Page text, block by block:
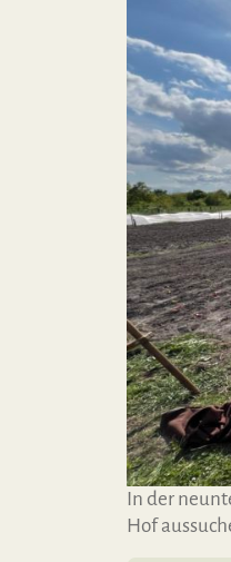
In der
Hof